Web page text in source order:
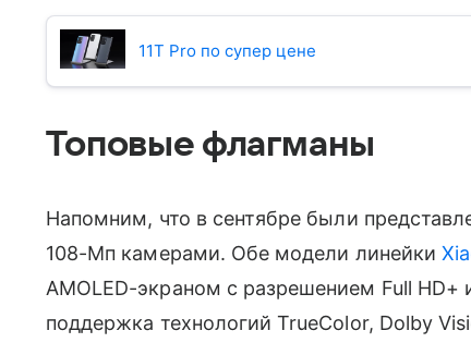
11T Pro по супер цене
Топовые флагманы
Напомним, что в сентябре были
108-Мп камерами. Обе модели линейки
AMOLED-экраном с разрешением Full HD+
поддержка технологий TrueColor, Dolby